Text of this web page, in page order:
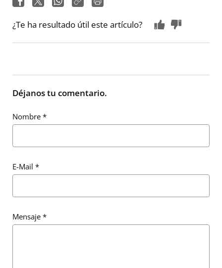
¿Te ha resultado útil este artículo?
Déjanos tu comentario.
Nombre *
E-Mail *
Mensaje *